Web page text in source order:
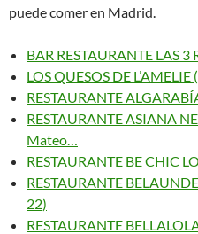
puede comer en Madrid.
BAR RESTAURANTE LAS
LOS QUESOS DE
RESTAURANTE
RESTAURANTE ASIANA
Mateo…
RESTAURANTE BE CHIC
RESTAURANTE
22)
RESTAURANTE